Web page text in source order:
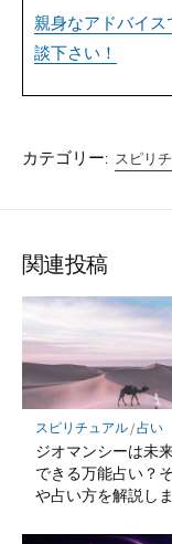
親身なアドバイ
談下さい！
カテゴリー: スピリ
関連投稿
スピリチュアル/占い
ジオマンシーは未
できる万能占い？
や占い方を解説し